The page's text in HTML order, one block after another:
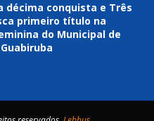
décima conquista e Três
primeiro título na
do Municipal de